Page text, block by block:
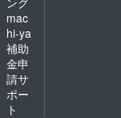
mac
hi-ya
補助
金申
請サ
ポー
ト